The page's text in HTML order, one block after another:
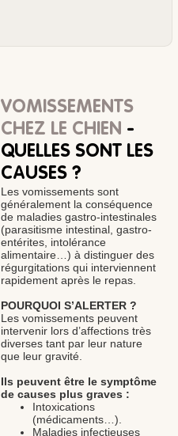
VOMISSEMENTS
CHEZ LE CHIEN -
QUELLES SONT LES
CAUSES ?
Les vomissements sont
généralement la conséquence
de maladies gastro-intestinales
(parasitisme intestinal, gastro-
entérites, intolérance
alimentaire…) à distinguer des
régurgitations qui interviennent
rapidement après le repas.
POURQUOI S’ALERTER ?
Les vomissements peuvent
intervenir lors d’affections très
diverses tant par leur nature
que leur gravité.
Ils peuvent être le symptôme
de causes plus graves :
Intoxications
(médicaments…).
Maladies infectieuses